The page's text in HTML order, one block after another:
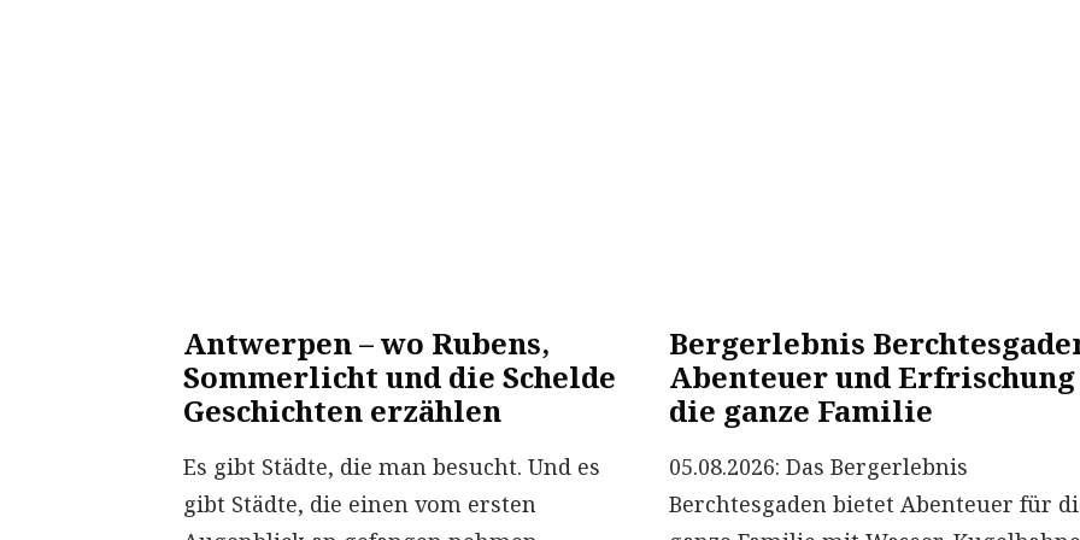
Antwerpen – wo Rubens,
Sommerlicht und die Schelde
Geschichten erzählen
Es gibt Städte, die man besucht. Und es
gibt Städte, die einen vom ersten
Bergerlebnis
Abenteuer und
die ganze Familie
05.08.2026: Das Bergerlebnis
Berchtesgaden bietet Abenteuer für